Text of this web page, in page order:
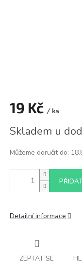
19 Kč / ks
cena:
Skladem u
Můžeme doručit do:
Detailní informace
ZEPTAT SE